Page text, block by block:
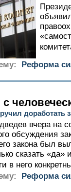
Реформа
доработать
вчера на
обсуждения
закона был
сказать
в него
Реформа